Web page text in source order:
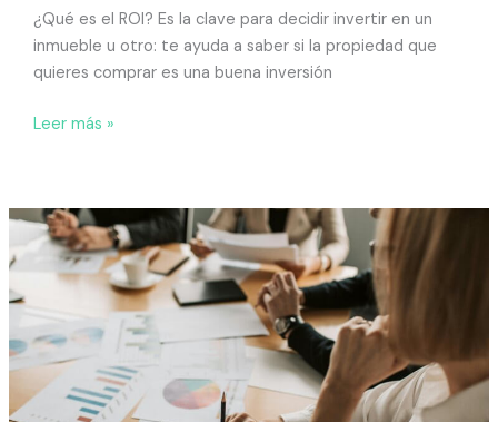
¿Qué es el ROI? Es la clave para decidir invertir en un
inmueble u otro: te ayuda a saber si la propiedad que
quieres comprar es una buena inversión
Leer más »
Dónde
invertir
tus